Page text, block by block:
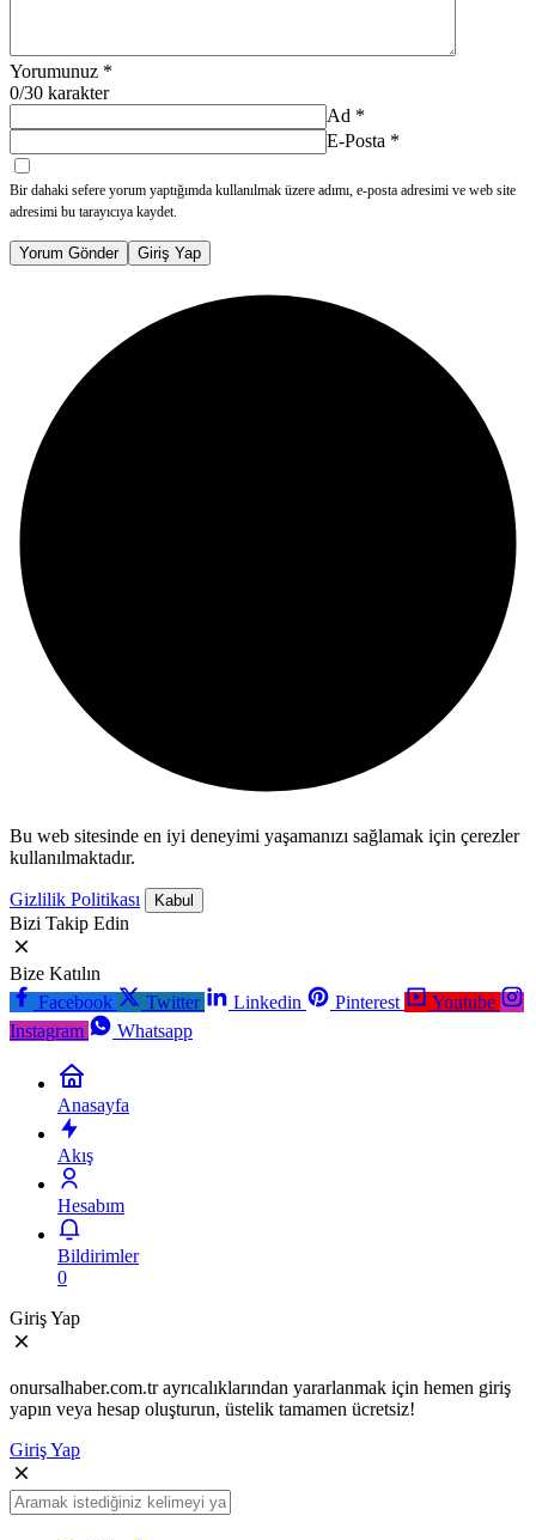
Yorumunuz *
0/30 karakter
Ad *
E-Posta *
Bir dahaki sefere yorum yaptığımda kullanılmak üzere adımı, e-posta adresimi ve web site
adresimi bu tarayıcıya kaydet.
Yorum Gönder Giriş Yap
Bu web sitesinde en iyi deneyimi yaşamanızı sağlamak için çerezler
kullanılmaktadır.
Gizlilik Politikası Kabul
Bizi Takip Edin
Bize Katılın
Facebook
Twitter Linkedin Pinterest
Youtube
Instagram
Whatsapp
Anasayfa
Akış
Hesabım
Bildirimler
0
Giriş Yap
onursalhaber.com.tr ayrıcalıklarından yararlanmak için hemen giriş
yapın veya hesap oluşturun, üstelik tamamen ücretsiz!
Giriş Yap